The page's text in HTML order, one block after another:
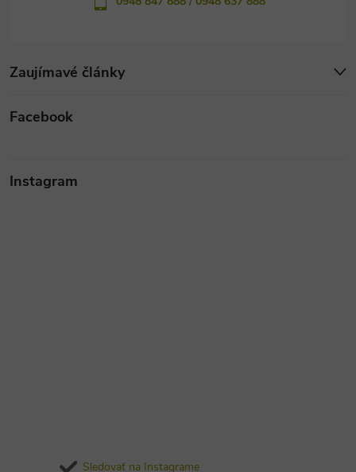
Zaujímavé články
Facebook
Instagram
Sledovať na Instagrame